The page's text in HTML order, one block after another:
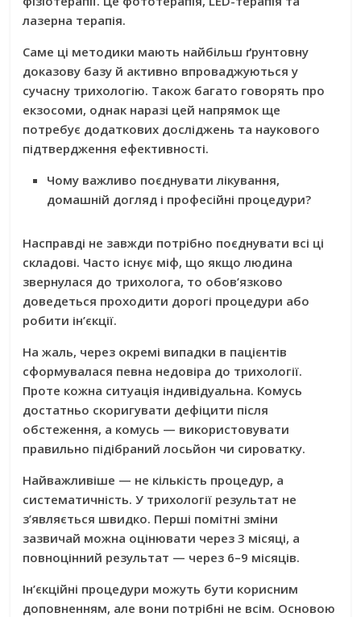
лазерна терапія.
Саме ці методики мають найбільш ґрунтовну
доказову базу й активно впроваджуються у
сучасну трихологію. Також багато говорять про
екзосоми, однак наразі цей напрямок ще
потребує додаткових досліджень та наукового
підтвердження ефективності.
Чому важливо поєднувати лікування,
домашній догляд і професійні процедури?
Насправді не завжди потрібно поєднувати всі ці
складові. Часто існує міф, що якщо людина
звернулася до трихолога, то обов’язково
доведеться проходити дорогі процедури або
робити ін’єкції.
На жаль, через окремі випадки в пацієнтів
сформувалася певна недовіра до трихології.
Проте кожна ситуація індивідуальна. Комусь
достатньо скоригувати дефіцити після
обстеження, а комусь — використовувати
правильно підібраний лосьйон чи сироватку.
Найважливіше — не кількість процедур, а
систематичність. У трихології результат не
з’являється швидко. Перші помітні зміни
зазвичай можна оцінювати через 3 місяці, а
повноцінний результат — через 6–9 місяців.
Ін’єкційні процедури можуть бути корисним
доповненням, але вони потрібні не всім. Основою